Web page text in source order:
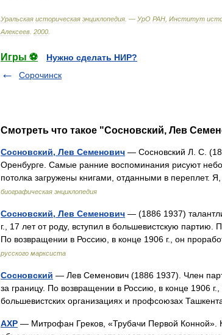
Уральская историческая энциклопедия . — УрО РАН Институт
Алексеев 2000
Игры ⚽
Нужно сделать НИР?
Сорочинск
Смотреть что такое "Сосновский, Лев
Сосновский, Лев Семенович — Сосновский Л. С.
Оренбурге. Самые ранние воспоминания рисуют
потолка загружены книгами, отданными в
биографическая энциклопедия
Сосновский, Лев Семенович — (1886 1937)
г., 17 лет от роду, вступил в большевистскую партию.
По возвращении в Россию, в конце 1906 г., он
русского марксиста
Сосновский — Лев Семенович (1886 1937). Член
за границу. По возвращении в Россию, в конце 1906
большевистских организациях и профсоюзах
АХР — Митрофан Греков, «Трубачи Первой Конной».